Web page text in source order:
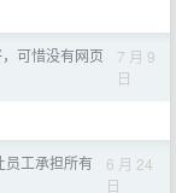
可惜没有网页
7 月 9
日
员工承担所有
6 月 24
日